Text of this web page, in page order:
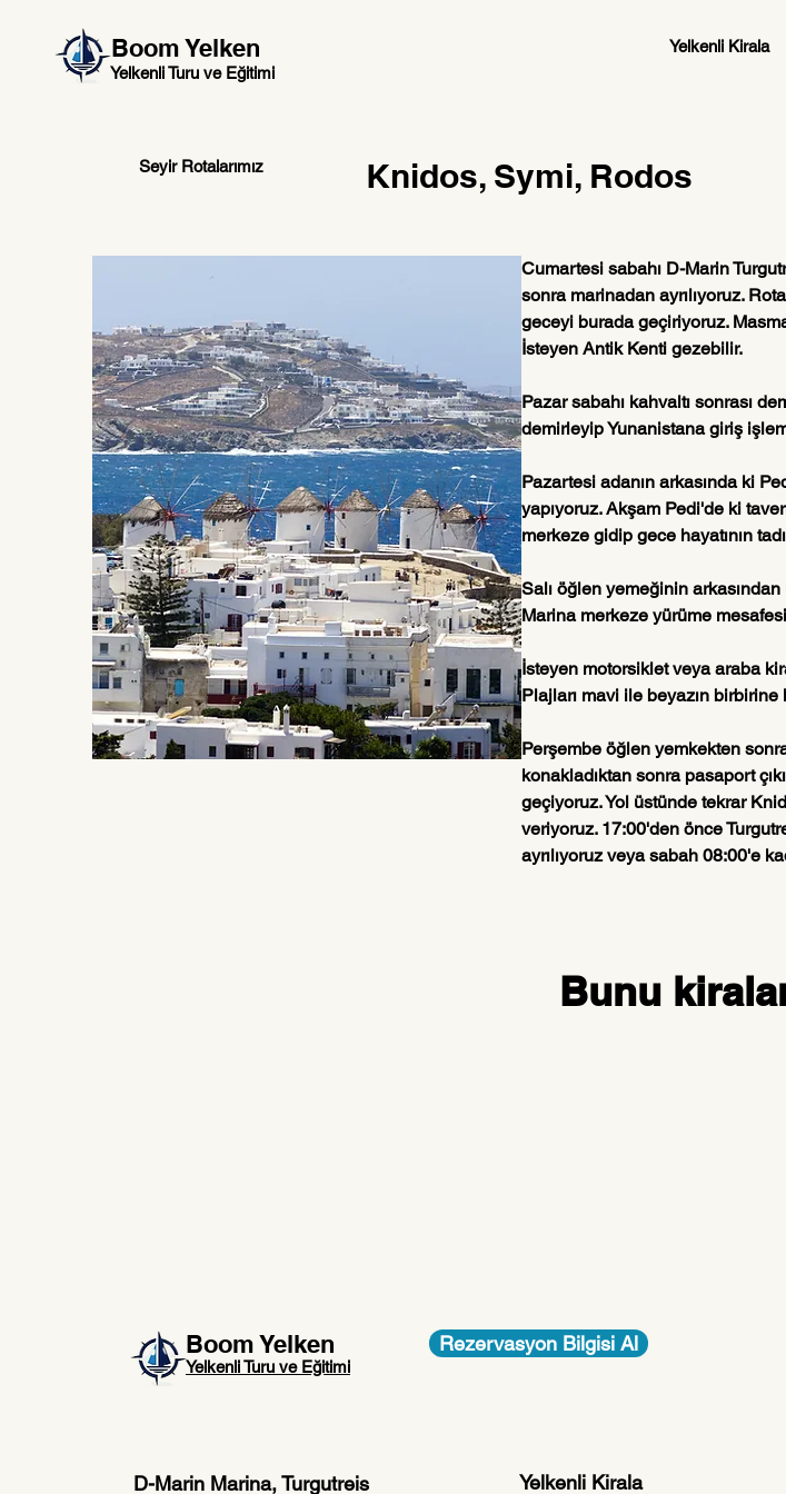
Yelkenli Turu ve Eğitimi
Boom Yelken Yelkenli Kirala
Seyir Rotalarımız Knidos, Symi, Rodos
Cumartesi sabahı D-Marin
sonra marinadan ayrılıyoruz.
geceyi burada geçiriyoruz.
İsteyen Antik Kenti gezebilir.
Pazar sabahı kahvaltı sonrası
demirleyip Yunanistana giriş
Pazartesi adanın arkasında ki
yapıyoruz. Akşam Pedi'de ki
merkeze gidip gece hayatının
Salı öğlen yemeğinin
Marina merkeze yürüme
İsteyen motorsiklet veya araba
Plajları mavi ile beyazın birbirine
Perşembe öğlen yemkekten
konakladıktan sonra pasaport
geçiyoruz. Yol üstünde tekrar
veriyoruz. 17:00'den önce
ayrılıyoruz veya sabah 08:00'e
Bunu
Boom Yelken
Yelkenli Turu ve Eğitimi
Rezervasyon Bilgisi Al
D-Marin Marina, Turgutreis Yelkenli Kirala